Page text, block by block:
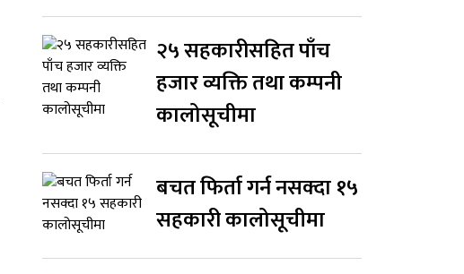
२५ सहकारीसहित पाँच
हजार व्यक्ति तथा कम्पनी
कालोसूचीमा
बचत फिर्ता गर्न नसक्दा १५
सहकारी कालोसूचीमा